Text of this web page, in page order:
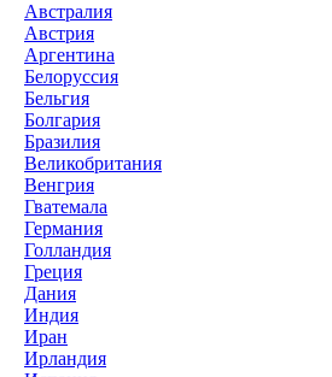
Австралия
Австрия
Аргентина
Белоруссия
Бельгия
Болгария
Бразилия
Великобритания
Венгрия
Гватемала
Германия
Голландия
Греция
Дания
Индия
Иран
Ирландия